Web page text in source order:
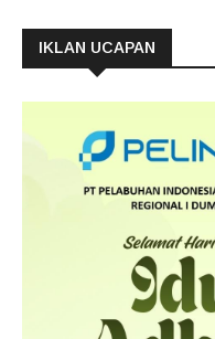
IKLAN UCAPAN